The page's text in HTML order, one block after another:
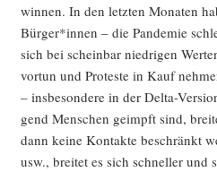
win­nen. In den letz­ten Mona­ten
Bürger*innen – die Pan­de­mie
sich bei schein­bar nied­ri­gen
vor­tun und Pro­tes­te in Kauf
– ins­be­son­de­re in der Del­ta-
gend Men­schen geimpft sind,
dann kei­ne Kon­tak­te beschränkt
usw., brei­tet es sich schnel­ler